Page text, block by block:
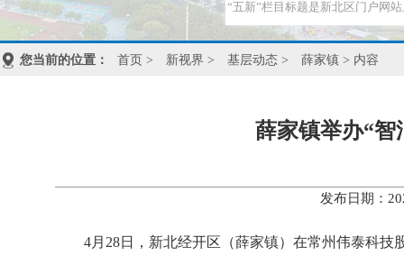
您当前的位置： 首页 > 新视界 > 基层动态 > 薛家镇 > 内容
薛家镇举办“智
发布日期：
4月28日，新北经开区（薛家镇）在常州伟泰科